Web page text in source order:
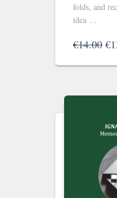
folds, and
idea …
€14.00 Il
€